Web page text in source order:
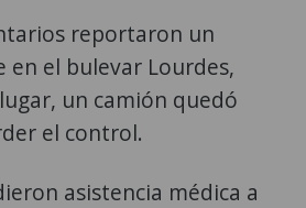
reportaron un
en el bulevar Lourdes,
un camión quedó
el control.
asistencia médica a